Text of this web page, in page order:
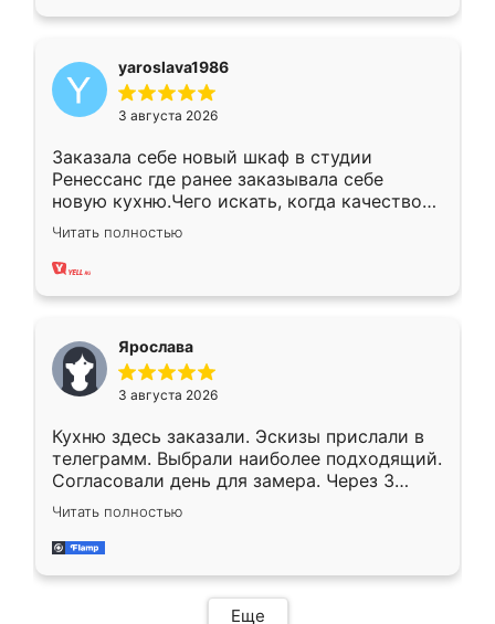
yaroslava1986
3 августа 2026
Заказала себе новый шкаф в студии
Ренессанс где ранее заказывала себе
новую кухню.Чего искать, когда качеством
вполне довольна. Служит кухня уже почти
два года, нареканий нет.
Читать полностью
Ярослава
3 августа 2026
Кухню здесь заказали. Эскизы прислали в
телеграмм. Выбрали наиболее подходящий.
Согласовали день для замера. Через 3
недели кухня была уже готова. Остались
довольны работой. Спасибо Ренессанс
мебель за качественную работу!
Читать полностью
Еще